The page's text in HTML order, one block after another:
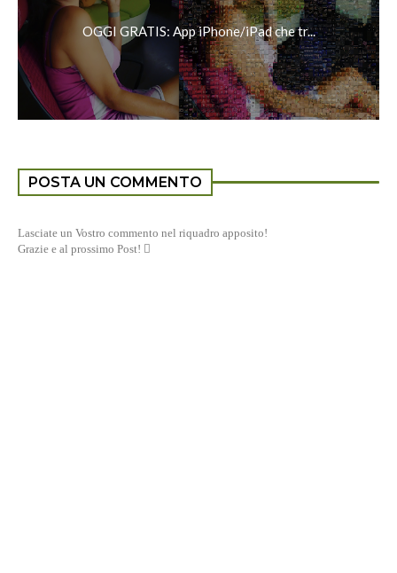
OGGI GRATIS: App iPhone/iPad che tr...
POSTA UN COMMENTO
Lasciate un Vostro commento nel riquadro apposito!
Grazie e al prossimo Post! 